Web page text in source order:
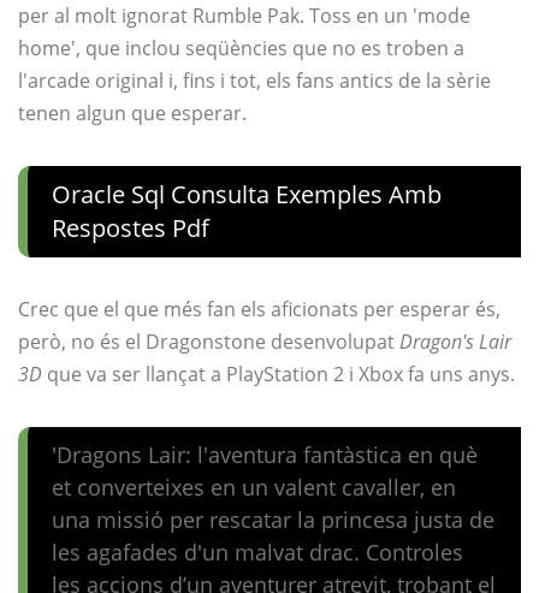
per al molt ignorat Rumble Pak. Toss en un 'mode
home', que inclou seqüències que no es troben a
l'arcade original i, fins i tot, els fans antics de la sèrie
tenen algun que esperar.
Oracle Sql Consulta Exemples Amb
Respostes Pdf
Crec que el que més fan els aficionats per esperar és,
però, no és el Dragonstone desenvolupatDragon's Lair
3D que va ser llançat a PlayStation 2 i Xbox fa uns anys.
'Dragons Lair: l'aventura fantàstica en què
et converteixes en un valent cavaller, en
una missió per rescatar la princesa justa de
les agafades d'un malvat drac. Controles
les accions d’un aventurer atrevit, trobant el